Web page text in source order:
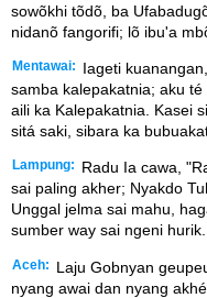
sowõkhi tõdõ, ba
nidanõ fangorifi; lõ ibu'a
Mentawai:
Iageti
samba kalepakatnia; aku
aili ka Kalepakatnia. Kasei
sitá saki, sibara ka
Lampung:
Radu Ia cawa,
sai paling akher; Nyakdo
Unggal jelma sai mahu,
sumber way sai ngeni hurik.
Aceh:
Laju Gobnyan
nyang awai dan nyang